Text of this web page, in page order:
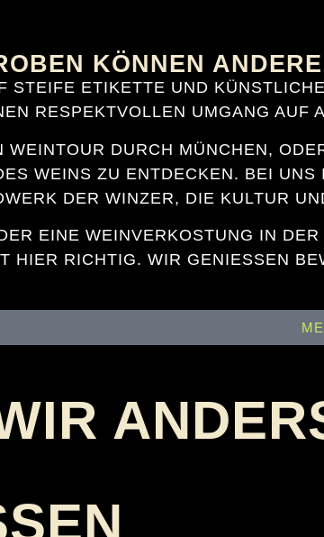
KÖNNEN ANDERE
STEI­FE ETI­KET­TE UND
RE­SPEKT­VOL­LEN UM­GANG AUF
DURCH MÜN­CHEN,
WEINS ZU ENT­DE­CKEN. BEI
DER WIN­ZER, DIE KUL­TUR
EI­NE WEIN­VER­KOS­TUNG IN
HIER RICH­TIG. WIR GE­NIE­SSEN